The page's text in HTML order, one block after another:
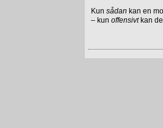
Kun sådan kan en
– kun offensivtkan